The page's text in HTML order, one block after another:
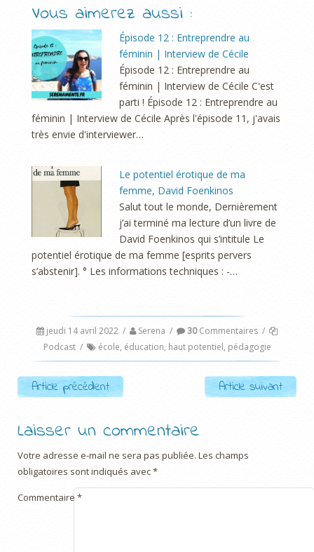
Vous aimerez aussi :
Épisode 12 : Entreprendre au
féminin | Interview de Cécile
Épisode 12 : Entreprendre au
féminin | Interview de Cécile C'est
parti ! Épisode 12 : Entreprendre au
féminin | Interview de Cécile Après l'épisode 11, j'avais
très envie d'interviewer…
Le potentiel érotique de ma
femme, David Foenkinos
Salut tout le monde, Dernièrement
j’ai terminé ma lecture d’un livre de
David Foenkinos qui s’intitule Le
potentiel érotique de ma femme [esprits pervers
s’abstenir]. ° Les informations techniques : -…
jeudi 14 avril 2022 / Serena / 30Commentaires /
Podcast / école, éducation, haut potentiel, pédagogie
Post navigation
Article précédent Article suivant
Laisser un commentaire
Votre adresse e-mail ne sera pas publiée. Les champs
obligatoires sont indiqués avec*
Commentaire *